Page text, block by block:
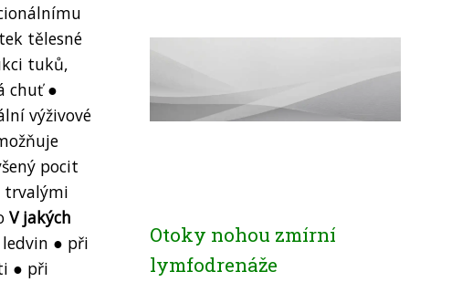
tělesné
tuků,
chuť ●
výživové
pocit
trvalými
V jakých
● při
● při
Otoky nohou zmírní
lymfodrenáže